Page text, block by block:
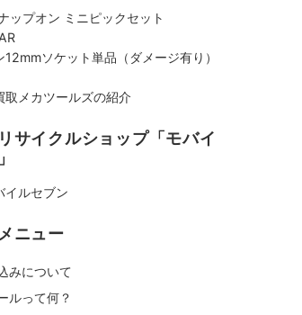
ップオン ミニピックセット
12mmソケット単品（ダメージ有り）
取メカツールズの紹介
サイクルショップ「モバイ
イルセブン
ニュー
みについて
ルって何？